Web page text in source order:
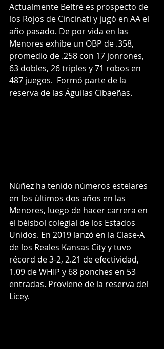
Actualmente Beltré es prospecto de
los Rojos de Cincinati y jugó en AA el
año pasado. De por vida en las
Menores exhibe un OBP de .358,
promedio de .258 con 17 jonrones,
63 dobles, 26 triples y 71 robos en
487 juegos.  Formó parte de la
reserva de las Águilas Cibaeñas.
Núñez ha tenido números estelares
en los últimos dos años en las
Menores, luego de hacer carrera en
el béisbol colegial de los Estados
Unidos. En 2019 lanzó en la Clase-A
de los Reales Kansas City y tuvo
récord de 3-2, 2.21 de efectividad,
1.09 de WHIP y 68 ponches en 53
entradas. Proviene de la reserva del
Licey.